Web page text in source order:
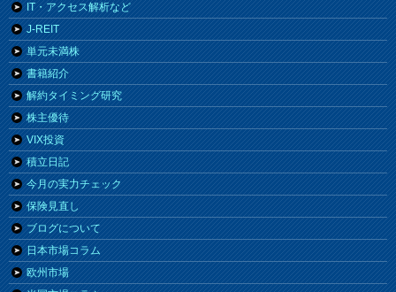
IT・アクセス解析など
J-REIT
単元未満株
書籍紹介
解約タイミング研究
株主優待
VIX投資
積立日記
今月の実力チェック
保険見直し
ブログについて
日本市場コラム
欧州市場